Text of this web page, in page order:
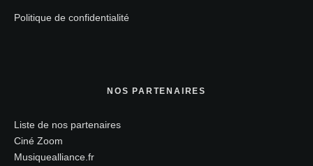
Politique de confidentialité
NOS PARTENAIRES
Liste de nos partenaires
Ciné Zoom
Musiquealliance.fr